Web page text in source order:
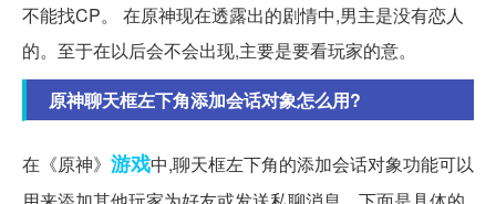
不能找CP。 在原神现在透露出的剧情中,男主是没有恋人
的。至于在以后会不会出现,主要是要看玩家的意。
原神聊天框左下角添加会话对象怎么用?
在《原神》 游戏中,聊天框左下角的添加会话对象功能可以